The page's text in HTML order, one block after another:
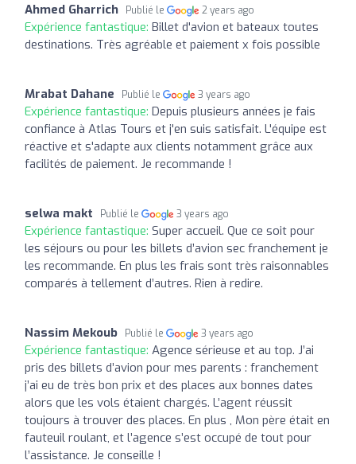
Ahmed Gharrich Publié le 2 years ago
Expérience fantastique: Billet d'avion et bateaux toutes
destinations. Très agréable et paiement x fois possible
Mrabat Dahane Publié le 3 years ago
Expérience fantastique: Depuis plusieurs années je fais
confiance à Atlas Tours et j'en suis satisfait. L'équipe est
réactive et s'adapte aux clients notamment grâce aux
facilités de paiement. Je recommande !
selwa makt Publié le 3 years ago
Expérience fantastique: Super accueil. Que ce soit pour
les séjours ou pour les billets d’avion sec franchement je
les recommande. En plus les frais sont très raisonnables
comparés à tellement d’autres. Rien à redire.
Nassim Mekoub Publié le 3 years ago
Expérience fantastique: Agence sérieuse et au top. J’ai
pris des billets d’avion pour mes parents : franchement
j’ai eu de très bon prix et des places aux bonnes dates
alors que les vols étaient chargés. L’agent réussit
toujours à trouver des places. En plus , Mon père était en
fauteuil roulant, et l’agence s’est occupé de tout pour
l’assistance. Je conseille !